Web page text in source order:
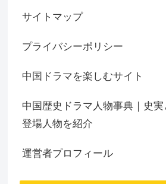
サイトマップ
プライバシーポリシー
中国ドラマを楽しむサイト
中国歴史ドラマ人物事典｜史
登場人物を紹介
運営者プロフィール